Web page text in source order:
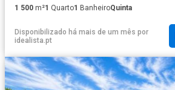
1 500 m²1 Quarto1 BanheiroQuinta
Disponibilizado há mais de um mês por
idealista.pt